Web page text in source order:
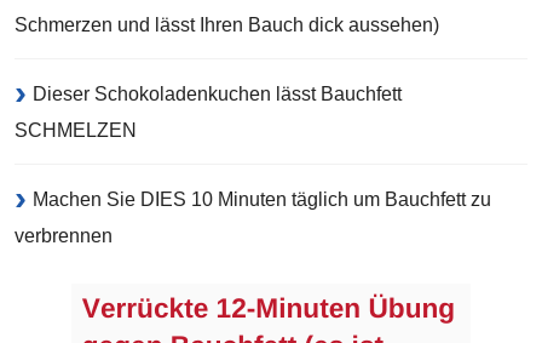
Schmerzen und lässt Ihren Bauch dick aussehen)
Dieser Schokoladenkuchen lässt Bauchfett
SCHMELZEN
Machen Sie DIES 10 Minuten täglich um Bauchfett zu
verbrennen